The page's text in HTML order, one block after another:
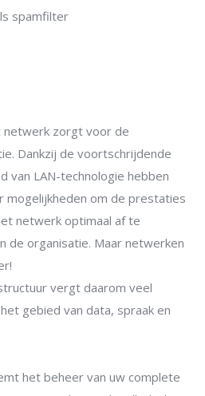
spamfilter
netwerk zorgt voor de
Dankzij de voortschrijdende
van LAN-technologie hebben
om de prestaties
netwerk optimaal af te
de organisatie. Maar netwerken
vergt daarom veel
gebied van data, spraak en
het beheer van uw complete